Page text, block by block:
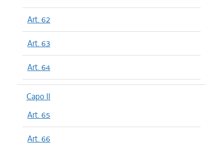
Art. 62
Art. 63
Art. 64
Capo II
Art. 65
Art. 66